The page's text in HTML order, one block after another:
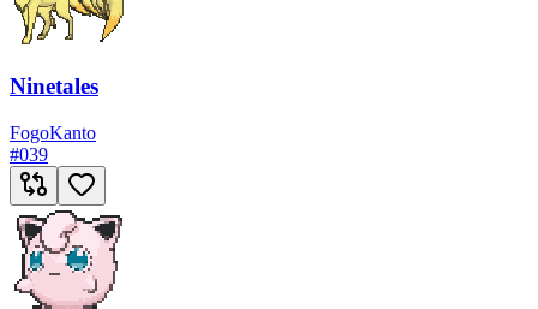
Ninetales
FogoKanto
#039